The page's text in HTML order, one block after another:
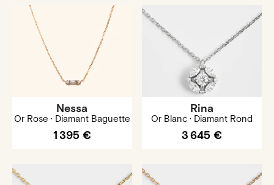
Nessa
Or Rose · Diamant Baguette
1 395 €
Rina
Or Blanc · Diamant Rond
3 645 €